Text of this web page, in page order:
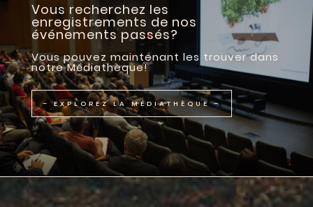
Vous recherchez les
enregistrements de nos
événements passés?
Vous pouvez maintenant les trouver dans
notre Médiathèque!
– EXPLOREZ LA MÉDIATHÈQUE –